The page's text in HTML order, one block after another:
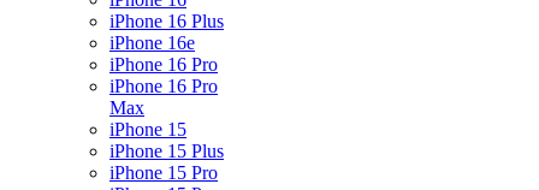
iPhone 16 Plus
iPhone 16e
iPhone 16 Pro
iPhone 16 Pro
Max
iPhone 15
iPhone 15 Plus
iPhone 15 Pro